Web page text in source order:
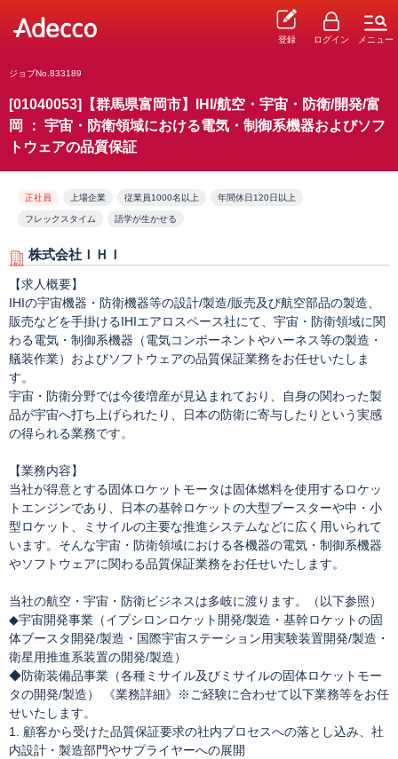
登録 ログイン メニュー
ジョブNo.833189
[01040053]【群馬県富岡市】IHI/航空・宇宙・防衛/開発/富
岡 ： 宇宙・防衛領域における電気・制御系機器およびソフ
トウェアの品質保証
正社員 上場企業 従業員1000名以上 年間休日120日以上
フレックスタイム 語学が生かせる
株式会社ＩＨＩ
【求人概要】
IHIの宇宙機器・防衛機器等の設計/製造/販売及び航空部品の製造、
販売などを手掛けるIHIエアロスペース社にて、宇宙・防衛領域に関
わる電気・制御系機器（電気コンポーネントやハーネス等の製造・
艤装作業）およびソフトウェアの品質保証業務をお任せいたしま
す。
宇宙・防衛分野では今後増産が見込まれており、自身の関わった製
品が宇宙へ打ち上げられたり、日本の防衛に寄与したりという実感
の得られる業務です。
【業務内容】
当社が得意とする固体ロケットモータは固体燃料を使用するロケッ
トエンジンであり、日本の基幹ロケットの大型ブースターや中・小
型ロケット、ミサイルの主要な推進システムなどに広く用いられて
います。そんな宇宙・防衛領域における各機器の電気・制御系機器
やソフトウェアに関わる品質保証業務をお任せいたします。
当社の航空・宇宙・防衛ビジネスは多岐に渡ります。（以下参照）
◆宇宙開発事業（イプシロンロケット開発/製造・基幹ロケットの固
体ブースタ開発/製造・国際宇宙ステーション用実験装置開発/製造・
衛星用推進系装置の開発/製造）
◆防衛装備品事業（各種ミサイル及びミサイルの固体ロケットモー
タの開発/製造） 《業務詳細》※ご経験に合わせて以下業務等をお任
せいたします。
1. 顧客から受けた品質保証要求の社内プロセスへの落とし込み、社
内設計・製造部門やサプライヤーへの展開